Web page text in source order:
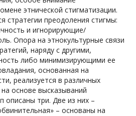
этнической стигматизации.
стратегии преодоления стигмы:
и игнорирующие/
Опора на этнокультурные связи
наряду с другими,
либо минимизирующими ее
основанная на
реализуется в различных
основе высказываний
описаны три. Две из них –
– основаны на